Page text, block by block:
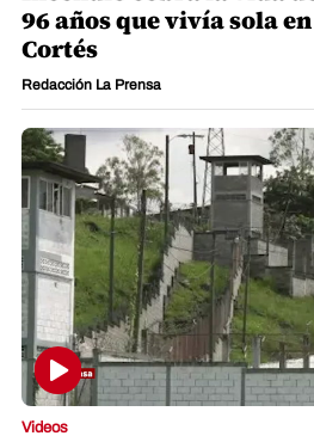
96 años que vivía sola
Cortés
Redacción La Prensa
Videos